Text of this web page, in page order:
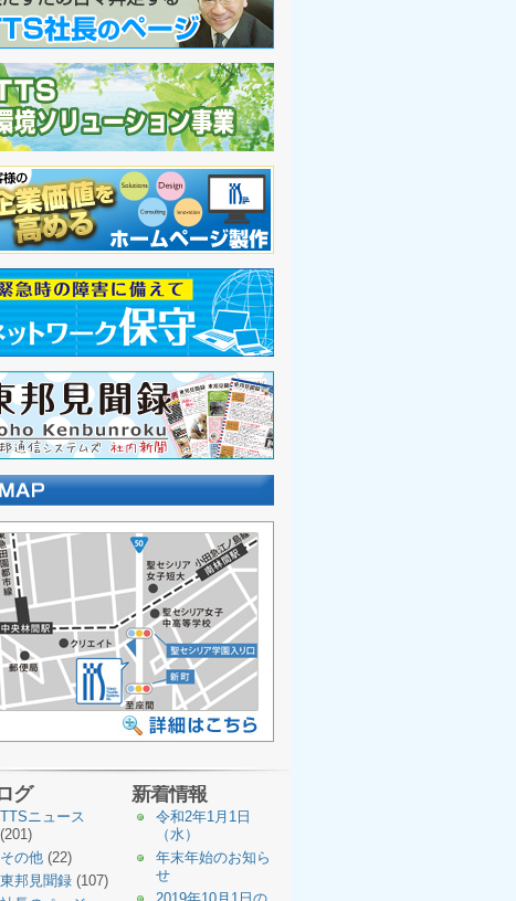
新着情報
令和2年1月1日
（水）
年末年始のお知ら
せ
グ
TTSニュース
(201)
その他 (22)
東邦見聞録 (107)